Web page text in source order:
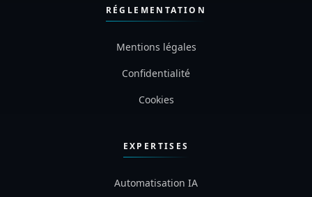
RÉGLEMENTATION
Mentions légales
Confidentialité
Cookies
EXPERTISES
Automatisation IA